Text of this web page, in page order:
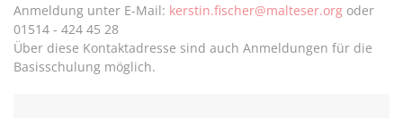
Anmeldung unter E-Mail: kerstin.fischer@malteser.org oder
01514 - 424 45 28
Über diese Kontaktadresse sind auch Anmeldungen für die
Basisschulung möglich.